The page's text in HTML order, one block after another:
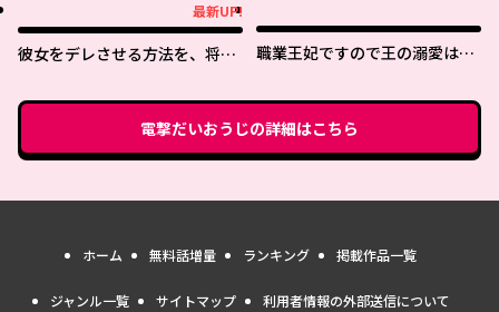
最新UP!
彼女をデレさせる方法を、将来
職業王妃ですので王の溺愛はご
電撃だいおうじの詳細はこちら
ホーム 無料話増量 ランキング 掲載作品一覧
ジャンル一覧 サイトマップ 利用者情報の外部送信について